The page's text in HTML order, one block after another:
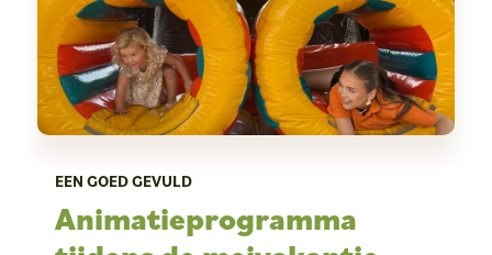
EEN GOED GEVULD
Animatieprogramma